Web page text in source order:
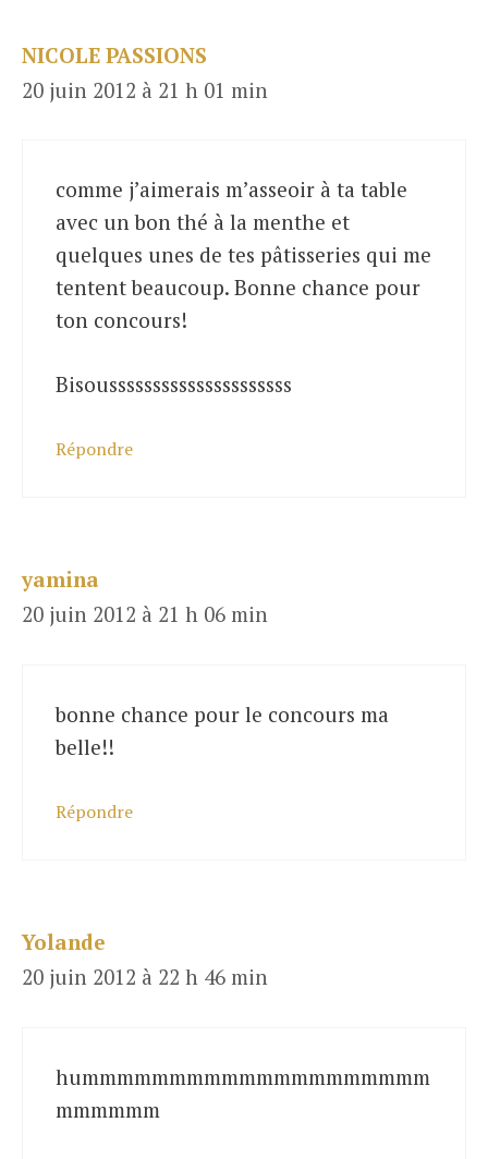
NICOLE PASSIONS
20 juin 2012 à 21 h 01 min
comme j’aimerais m’asseoir à ta table
avec un bon thé à la menthe et
quelques unes de tes pâtisseries qui me
tentent beaucoup. Bonne chance pour
ton concours!
Bisousssssssssssssssssssss
Répondre
yamina
20 juin 2012 à 21 h 06 min
bonne chance pour le concours ma
belle!!
Répondre
Yolande
20 juin 2012 à 22 h 46 min
hummmmmmmmmmmmmmmmmmmm
mmmmmm